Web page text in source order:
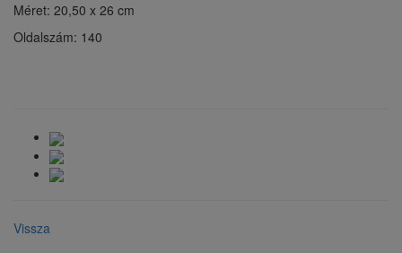
Méret: 20,50 x 26 cm
Oldalszám: 140
Vissza